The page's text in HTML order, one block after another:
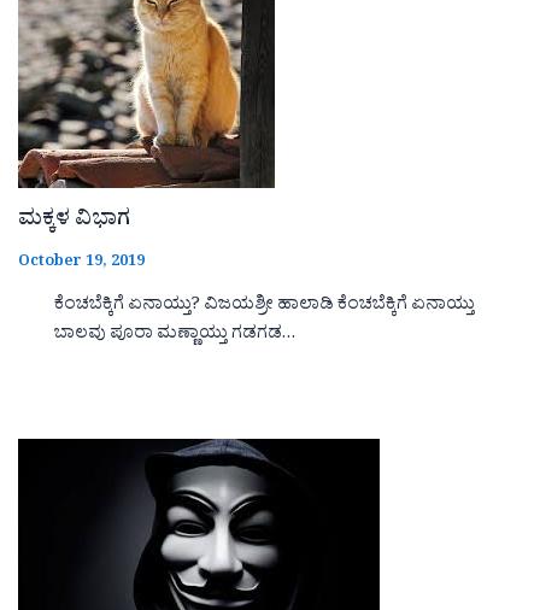
ಮಕ್ಕಳ ವಿಭಾಗ
October 19, 2019
ಕೆಂಚಬೆಕ್ಕಿಗೆ ಏನಾಯ್ತು? ವಿಜಯಶ್ರೀ ಹಾಲಾಡಿ ಕೆಂಚಬೆಕ್ಕಿಗೆ ಏನಾಯ್ತು
ಬಾಲವು ಪೂರಾ ಮಣ್ಣಾಯ್ತು ಗಡಗಡ…